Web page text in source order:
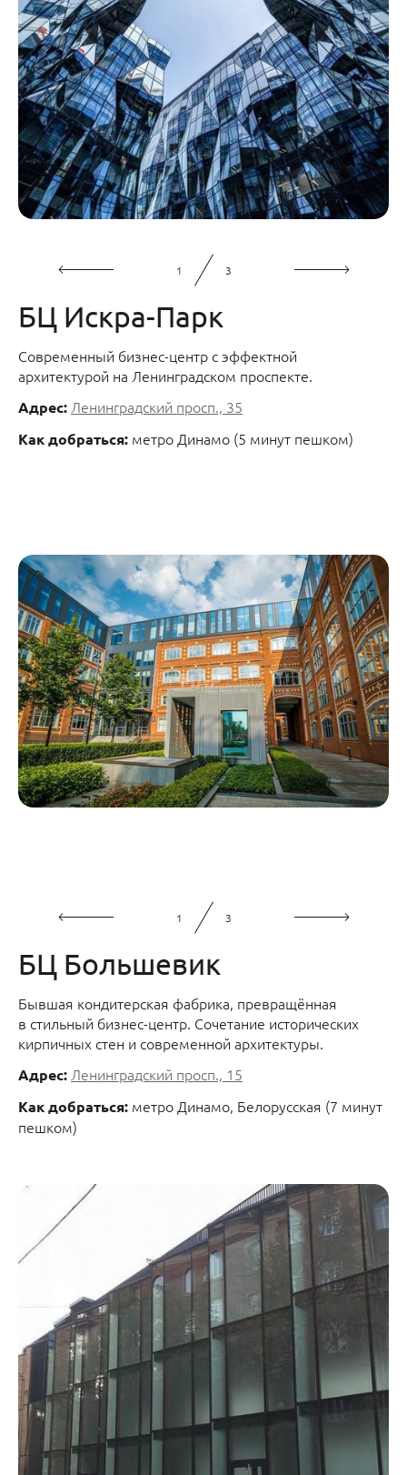
1 3
БЦ Искра-Парк
Современный бизнес-центр с эффектной
архитектурой на Ленинградском проспекте.
Адрес: Ленинградский просп., 35
Как добраться: метро Динамо (5 минут пешком)
1 3
БЦ Большевик
Бывшая кондитерская фабрика, превращённая
в стильный бизнес-центр. Сочетание исторических
кирпичных стен и современной архитектуры.
Адрес:Ленинградский просп., 15
Как добраться: метро Динамо, Белорусская (7 минут
пешком)